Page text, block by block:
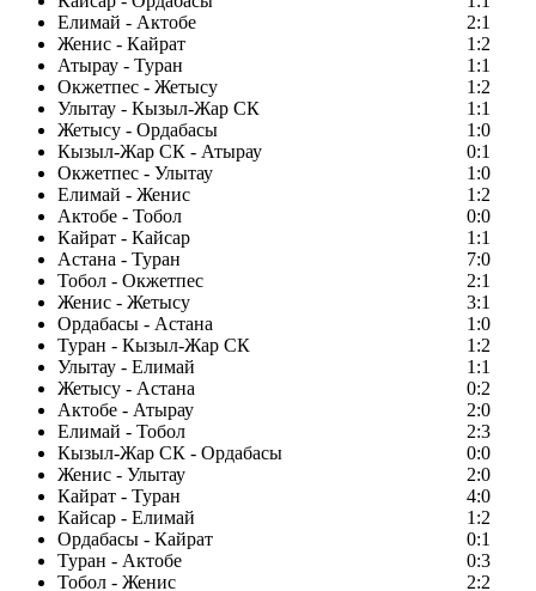
Елимай - Актобе
2:1
Женис - Кайрат
1:2
Атырау - Туран
1:1
Окжетпес - Жетысу
1:2
Улытау - Кызыл-Жар СК
1:1
Жетысу - Ордабасы
1:0
Кызыл-Жар СК - Атырау
0:1
Окжетпес - Улытау
1:0
Елимай - Женис
1:2
Актобе - Тобол
0:0
Кайрат - Кайсар
1:1
Астана - Туран
7:0
Тобол - Окжетпес
2:1
Женис - Жетысу
3:1
Ордабасы - Астана
1:0
Туран - Кызыл-Жар СК
1:2
Улытау - Елимай
1:1
Жетысу - Астана
0:2
Актобе - Атырау
2:0
Елимай - Тобол
2:3
Кызыл-Жар СК - Ордабасы
0:0
Женис - Улытау
2:0
Кайрат - Туран
4:0
Кайсар - Елимай
1:2
Ордабасы - Кайрат
0:1
Туран - Актобе
0:3
Тобол - Женис
2:2